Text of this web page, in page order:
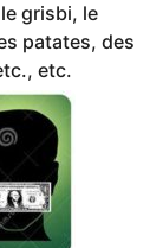
grisbi, le
patates, des
etc.